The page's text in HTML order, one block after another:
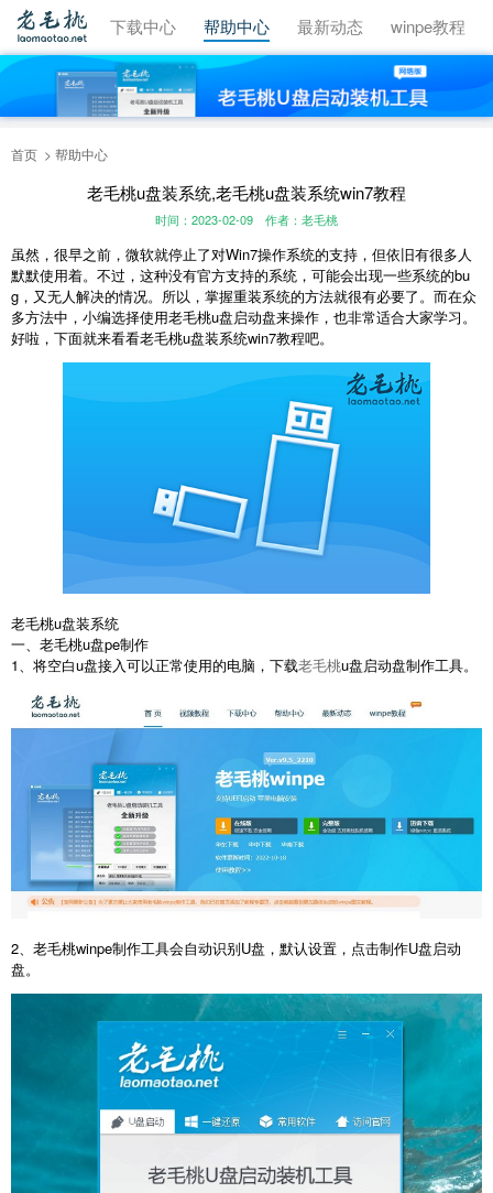
视频教程 下载中心 帮助中心 最新动态 winpe教程
首页 帮助中心
老毛桃u盘装系统,老毛桃u盘装系统win7教程
时间：2023-02-09 作者：老毛桃
虽然，很早之前，微软就停止了对Win7操作系统的支持，但依旧有很多人
默默使用着。不过，这种没有官方支持的系统，可能会出现一些系统的bu
g，又无人解决的情况。所以，掌握重装系统的方法就很有必要了。而在众
多方法中，小编选择使用老毛桃u盘启动盘来操作，也非常适合大家学习。
好啦，下面就来看看老毛桃u盘装系统win7教程吧。
老毛桃u盘装系统
一、老毛桃u盘pe制作
1、将空白u盘接入可以正常使用的电脑，下载老毛桃u盘启动盘制作工具。
2、老毛桃winpe制作工具会自动识别U盘，默认设置，点击制作U盘启动
盘。